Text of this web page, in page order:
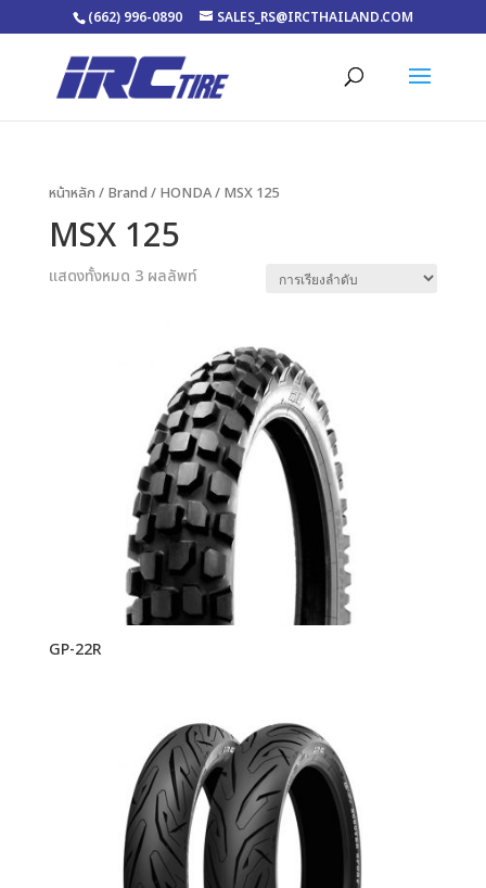
(662) 996-0890 SALES_RS@IRCTHAILAND.COM
หน้าหลัก / Brand / HONDA/ MSX 125
MSX 125
แสดงทั้งหมด 3 ผลลัพท์
GP-22R